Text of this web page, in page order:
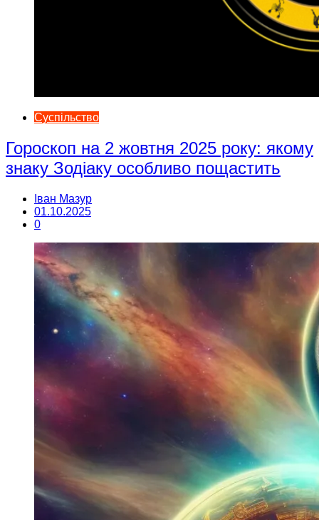
Суспільство
Гороскоп на 2 жовтня 2025 року: якому
знаку Зодіаку особливо пощастить
Іван Мазур
01.10.2025
0